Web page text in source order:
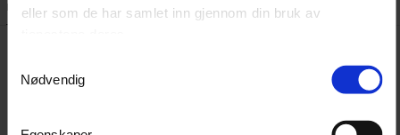
eller som de har samlet inn gjennom din bruk av
Nødvendig
Beskrivelse Dokumenter